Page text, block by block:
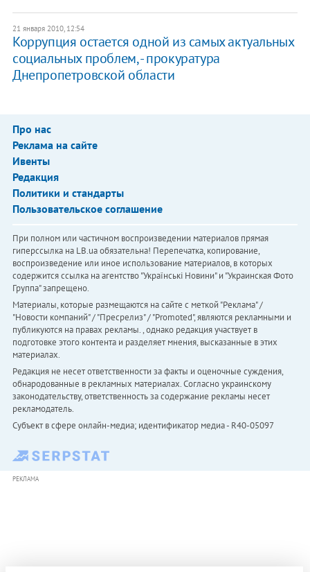
21 января 2010, 12:54
Коррупция остается одной из самых актуальных
социальных проблем, - прокуратура
Днепропетровской области
Про нас
Реклама на сайте
Ивенты
Редакция
Политики и стандарты
Пользовательское соглашение
При полном или частичном воспроизведении материалов прямая
гиперссылка на LB.ua обязательна! Перепечатка, копирование,
воспроизведение или иное использование материалов, в которых
содержится ссылка на агентство "Українськi Новини" и "Украинская Фото
Группа" запрещено.
Материалы, которые размещаются на сайте с меткой "Реклама" /
"Новости компаний" / "Пресрелиз" / "Promoted", являются рекламными и
публикуются на правах рекламы. , однако редакция участвует в
подготовке этого контента и разделяет мнения, высказанные в этих
материалах.
Редакция не несет ответственности за факты и оценочные суждения,
обнародованные в рекламных материалах. Согласно украинскому
законодательству, ответственность за содержание рекламы несет
рекламодатель.
Субъект в сфере онлайн-медиа; идентификатор медиа - R40-05097
РЕКЛАМА